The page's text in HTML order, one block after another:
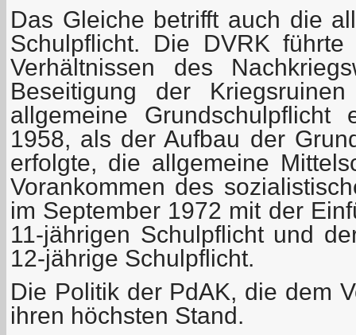
Das Gleiche betrifft auch die
Schulpflicht. Die DVRK
Verhältnissen des
Beseitigung der
allgemeine
1958, als der Aufbau der
erfolgte, die allgemeine
Vorankommen des
im September 1972 mit der
11-jährigen Schulpflicht und
12-jährige Schulpflicht.
Die Politik der PdAK, die dem
ihren höchsten Stand.